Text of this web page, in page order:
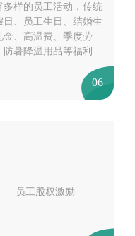
多样的员工活动，传统
日、员工生日、结婚生
金、高温费、季度劳
防暑降温用品等福利
06
员工股权激励